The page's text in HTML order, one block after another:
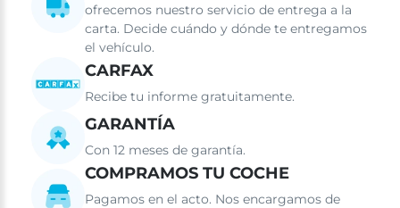
ofrecemos nuestro servicio de entrega a la
carta. Decide cuándo y dónde te entregamos
el vehículo.
CARFAX
Recibe tu informe gratuitamente.
GARANTÍA
Con 12 meses de garantía.
COMPRAMOS TU COCHE
Pagamos en el acto. Nos encargamos de